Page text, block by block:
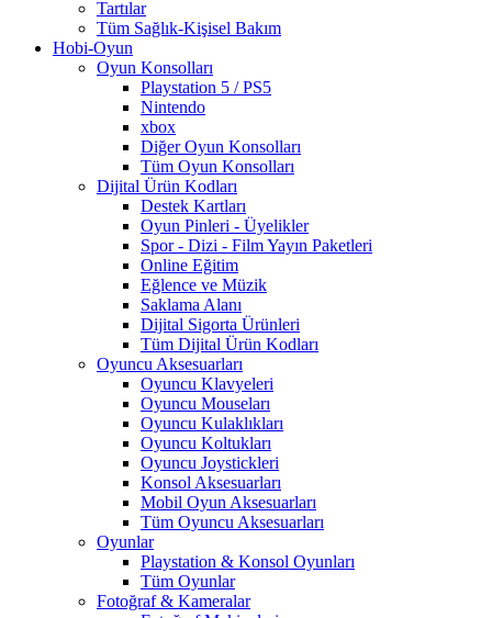
Tartılar
Tüm Sağlık-Kişisel Bakım
Hobi-Oyun
Oyun Konsolları
Playstation 5 / PS5
Nintendo
xbox
Diğer Oyun Konsolları
Tüm Oyun Konsolları
Dijital Ürün Kodları
Destek Kartları
Oyun Pinleri - Üyelikler
Spor - Dizi - Film Yayın Paketleri
Online Eğitim
Eğlence ve Müzik
Saklama Alanı
Dijital Sigorta Ürünleri
Tüm Dijital Ürün Kodları
Oyuncu Aksesuarları
Oyuncu Klavyeleri
Oyuncu Mouseları
Oyuncu Kulaklıkları
Oyuncu Koltukları
Oyuncu Joystickleri
Konsol Aksesuarları
Mobil Oyun Aksesuarları
Tüm Oyuncu Aksesuarları
Oyunlar
Playstation & Konsol Oyunları
Tüm Oyunlar
Fotoğraf & Kameralar